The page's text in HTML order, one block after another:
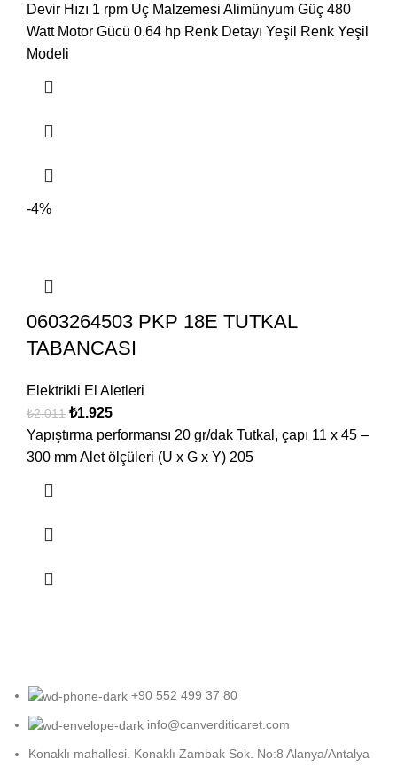
Devir Hızı 1 rpm Uç Malzemesi Alimünyum Güç 480
Watt Motor Gücü 0.64 hp Renk Detayı Yeşil Renk Yeşil
Modeli
-4%
0603264503 PKP 18E TUTKAL
TABANCASI
Elektrikli El Aletleri
₺2.011 ₺1.925
Yapıştırma performansı 20 gr/dak Tutkal, çapı 11 x 45 –
300 mm Alet ölçüleri (U x G x Y) 205
+90 552 499 37 80
info@canverditicaret.com
Konaklı mahallesi. Konaklı Zambak Sok. No:8 Alanya/Antalya